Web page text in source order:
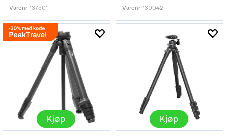
Varenr 137501 Varenr 130042
Kjøp Kjøp